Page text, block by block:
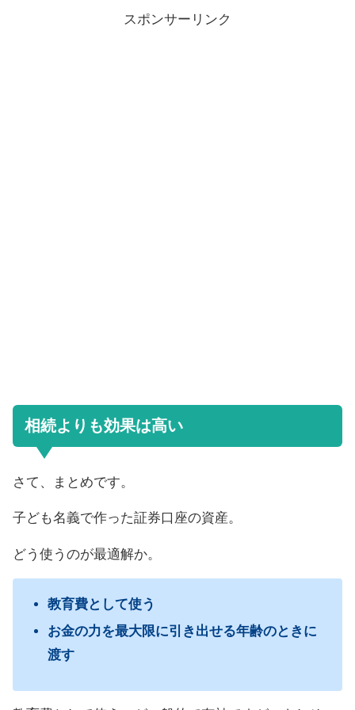
スポンサーリンク
相続よりも効果は高い
さて、まとめです。
子ども名義で作った証券口座の資産。
どう使うのが最適解か。
教育費として使う
お金の力を最大限に引き出せる年齢のときに
渡す